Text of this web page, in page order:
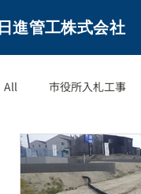
日進管工株式会社
All 市役所入札工事